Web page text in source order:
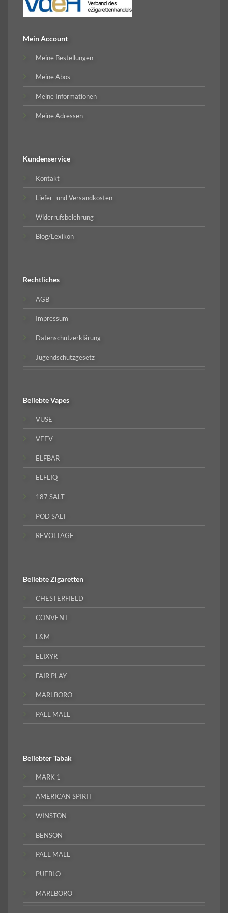
Mein Account
Meine Bestellungen
Meine Abos
Meine Informationen
Meine Adressen
Kundenservice
Kontakt
Liefer- und Versandkosten
Widerrufsbelehrung
Blog/Lexikon
Rechtliches
AGB
Impressum
Datenschutzerklärung
Jugendschutzgesetz
BeliebteVapes
VUSE
VEEV
ELFBAR
ELFLIQ
187 SALT
POD SALT
REVOLTAGE
BeliebteZigaretten
CHESTERFIELD
CONVENT
L&M
ELIXYR
FAIR PLAY
MARLBORO
PALL MALL
BeliebterTabak
MARK 1
AMERICAN SPIRIT
WINSTON
BENSON
PALL MALL
PUEBLO
MARLBORO